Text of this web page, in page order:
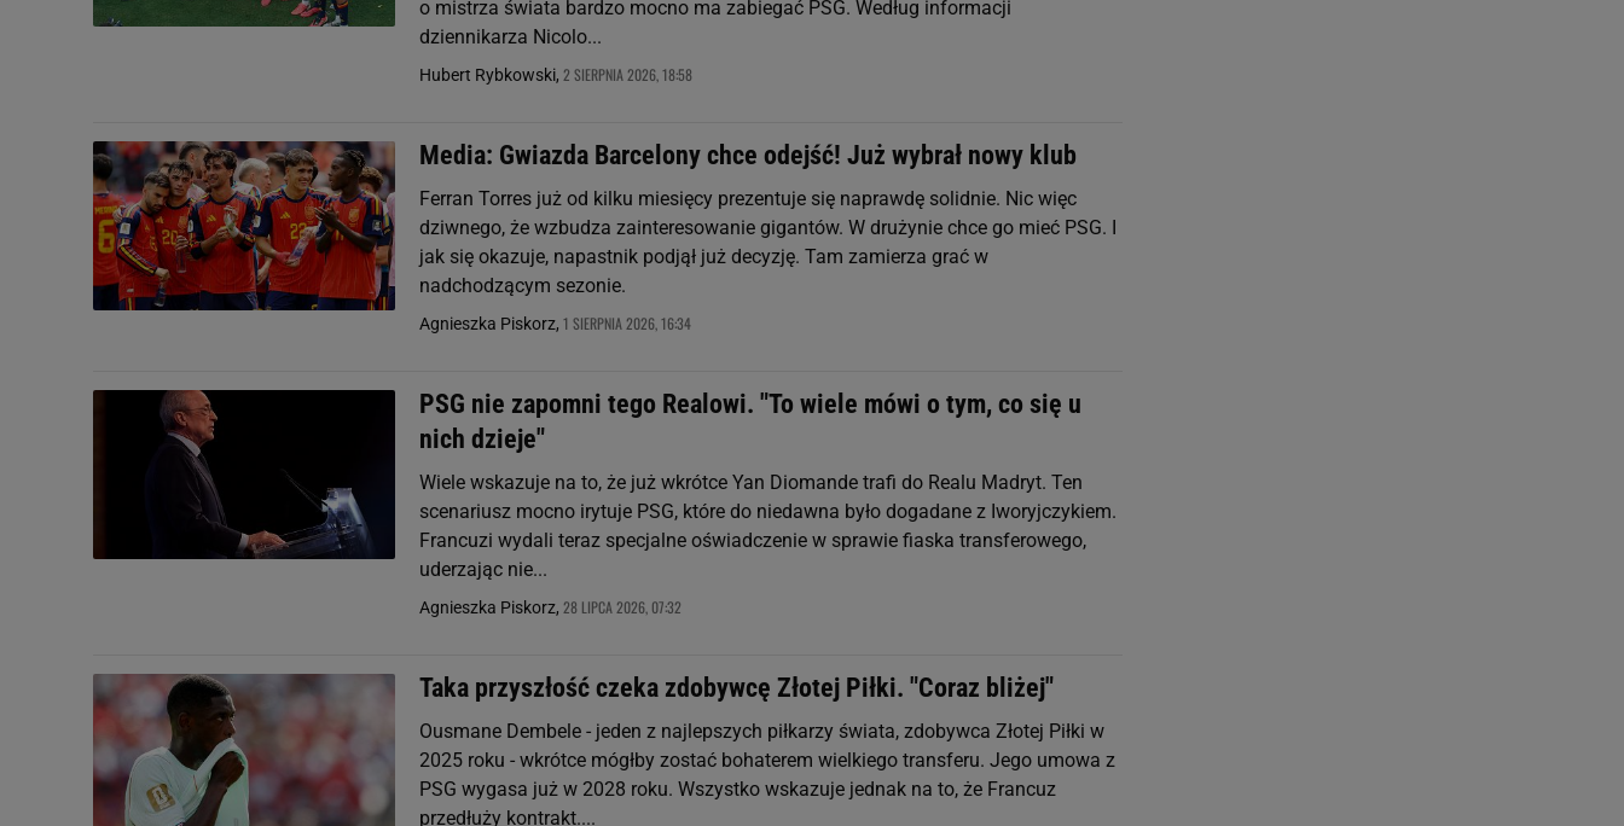
o mistrza świata bardzo mocno ma zabiegać PSG. Według informacji
dziennikarza Nicolo...
Hubert Rybkowski, 2 SIERPNIA 2026, 18:58
Media: Gwiazda Barcelony chce odejść! Już wybrał nowy klub
Ferran Torres już od kilku miesięcy prezentuje się naprawdę solidnie. Nic więc
dziwnego, że wzbudza zainteresowanie gigantów. W drużynie chce go mieć PSG. I
jak się okazuje, napastnik podjął już decyzję. Tam zamierza grać w
nadchodzącym sezonie.
Agnieszka Piskorz, 1 SIERPNIA 2026, 16:34
PSG nie zapomni tego Realowi. "To wiele mówi o tym, co się u
nich dzieje"
Wiele wskazuje na to, że już wkrótce Yan Diomande trafi do Realu Madryt. Ten
scenariusz mocno irytuje PSG, które do niedawna było dogadane z Iworyjczykiem.
Francuzi wydali teraz specjalne oświadczenie w sprawie fiaska transferowego,
uderzając nie...
Agnieszka Piskorz, 28 LIPCA 2026, 07:32
Taka przyszłość czeka zdobywcę Złotej Piłki. "Coraz bliżej"
Ousmane Dembele - jeden z najlepszych piłkarzy świata, zdobywca Złotej Piłki w
2025 roku - wkrótce mógłby zostać bohaterem wielkiego transferu. Jego umowa z
PSG wygasa już w 2028 roku. Wszystko wskazuje jednak na to, że Francuz
przedłuży kontrakt....